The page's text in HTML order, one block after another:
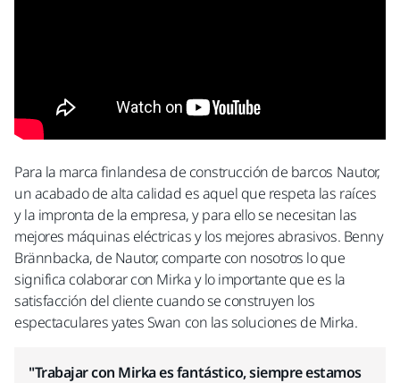
Para la marca finlandesa de construcción de barcos Nautor,
un acabado de alta calidad es aquel que respeta las raíces
y la impronta de la empresa, y para ello se necesitan las
mejores máquinas eléctricas y los mejores abrasivos. Benny
Brännbacka, de Nautor, comparte con nosotros lo que
significa colaborar con Mirka y lo importante que es la
satisfacción del cliente cuando se construyen los
espectaculares yates Swan con las soluciones de Mirka.
"Trabajar con Mirka es fantástico, siempre estamos